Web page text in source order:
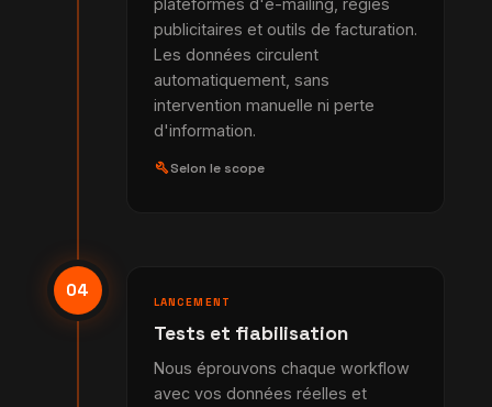
plateformes d'e-mailing, régies
publicitaires et outils de facturation.
Les données circulent
automatiquement, sans
intervention manuelle ni perte
d'information.
buildSelon le scope
04
LANCEMENT
Tests et fiabilisation
Nous éprouvons chaque workflow
avec vos données réelles et